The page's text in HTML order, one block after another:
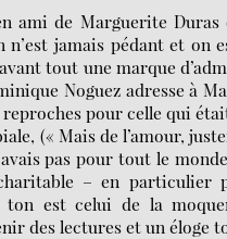
ami de Marguerite
jamais pédant et on
tout une marque
Noguez adresse à
pour celle qui
(« Mais de l’amour,
pas pour tout le
– en particulier
ton est celui de la
des lectures et un éloge